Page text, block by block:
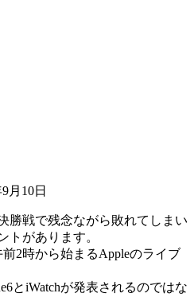
勝戦で残念ながら敗れてしまい
トがあります。
2時から始まるAppleのライブ
とiWatchが発表されるのではな